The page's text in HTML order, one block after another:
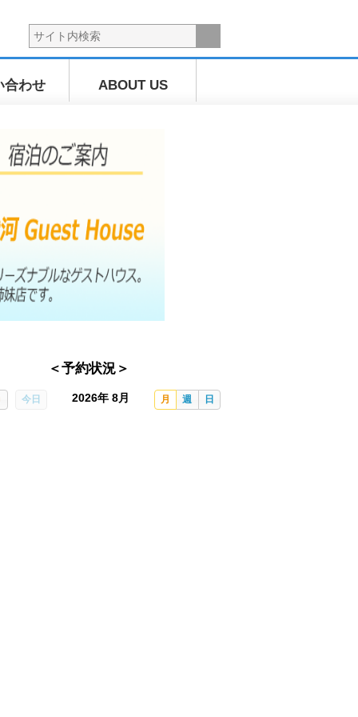
上散歩ツ
アー
合わせ ABOUT US
＜予約状況＞
今日 月 週 日
2026年 8月